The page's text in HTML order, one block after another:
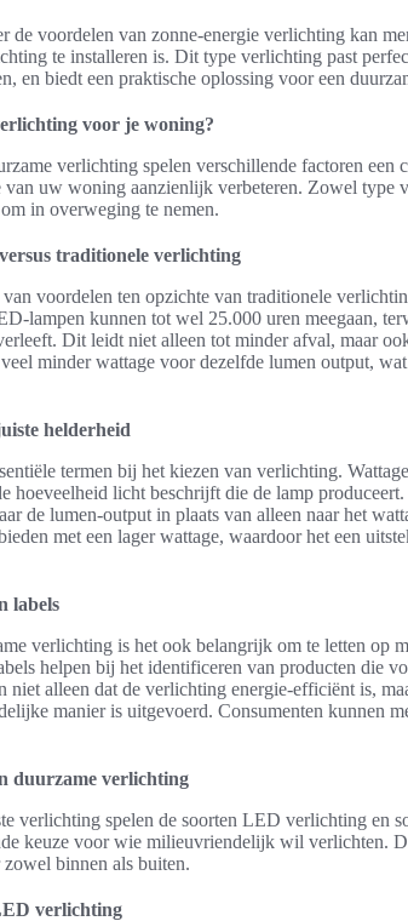
de voordelen van zonne-energie verlichting kan
te installeren is. Dit type verlichting past
en biedt een praktische oplossing voor een
voor je woning?
verlichting spelen verschillende factoren een
van uw woning aanzienlijk verbeteren. Zowel type
in overweging te nemen.
traditionele verlichting
voordelen ten opzichte van traditionele
lampen kunnen tot wel 25.000 uren meegaan,
Dit leidt niet alleen tot minder afval, maar
minder wattage voor dezelfde lumen output,
helderheid
termen bij het kiezen van verlichting.
hoeveelheid licht beschrijft die de lamp
de lumen-output in plaats van alleen naar het
met een lager wattage, waardoor het een
labels
verlichting is het ook belangrijk om te letten op
helpen bij het identificeren van producten die
niet alleen dat de verlichting energie-efficiënt is,
manier is uitgevoerd. Consumenten kunnen
duurzame verlichting
verlichting spelen de soorten LED verlichting en
keuze voor wie milieuvriendelijk wil verlichten.
binnen als buiten.
verlichting